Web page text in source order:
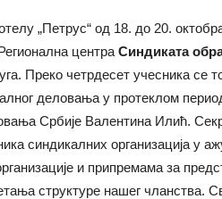
„Петрус“ од 18. до 20.
центра Синдиката
Преко четрдесет учесника се
деловања у протеклом
Србије Валентина Илић.
синдикалних организација у
и припремама за
структуре нашег чланства.